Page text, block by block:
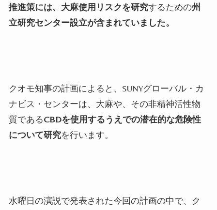
推進策には、大麻使用リスクを研究するための州
立研究センター設立が含まれていました。
クオモ知事の計画によると、 SUNYグローバル・カ
ナビス・センターは、大麻や、その非精神活性物
質であるCBDを使用するうえでの潜在的な危険性
について研究を行います。
水曜日の演説で発表された今回の計画の中で、ク